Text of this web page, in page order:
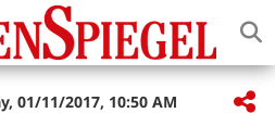
01/11/2017, 10:50 AM